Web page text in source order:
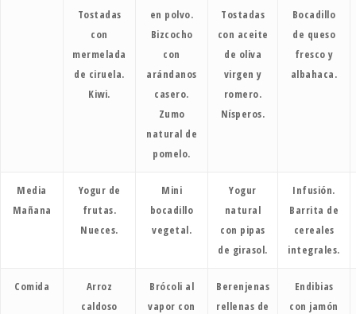
Tostadas
con
mermelada
de ciruela.
Kiwi.
en polvo.
Bizcocho
con
arándanos
casero.
Zumo
natural de
pomelo.
Tostadas
con aceite
de oliva
virgen y
romero.
Nísperos.
Bocadillo
de queso
fresco y
albahaca.
Media
Mañana
Yogur de
frutas.
Nueces.
Mini
bocadillo
vegetal.
Yogur
natural
con pipas
de girasol.
Infusión.
Barrita de
cereales
integrales.
Comida
Arroz
caldoso
Brócoli al
vapor con
Berenjenas
rellenas de
Endibias
con jamón